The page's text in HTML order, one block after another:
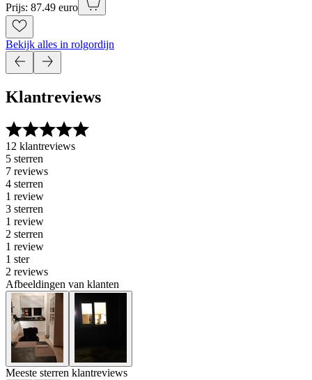
Prijs: 87.49 euro
Bekijk alles in rolgordijn
Klantreviews
12 klantreviews
5 sterren
7 reviews
4 sterren
1 review
3 sterren
1 review
2 sterren
1 review
1 ster
2 reviews
Afbeeldingen van klanten
Meeste sterren klantreviews